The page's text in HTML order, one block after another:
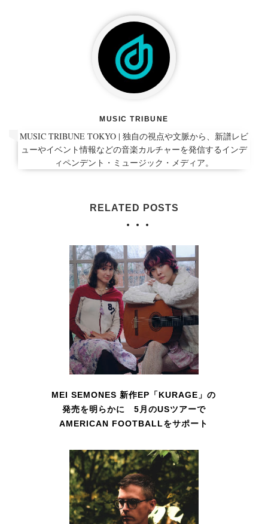
MUSIC TRIBUNE
MUSIC TRIBUNE TOKYO | 独自の視点や文脈から、新譜レビ
ューやイベント情報などの音楽カルチャーを発信するインデ
ィペンデント・ミュージック・メディア。
RELATED POSTS
MEI SEMONES 新作EP「KURAGE」の
発売を明らかに 5月のUSツアーで
AMERICAN FOOTBALLをサポート